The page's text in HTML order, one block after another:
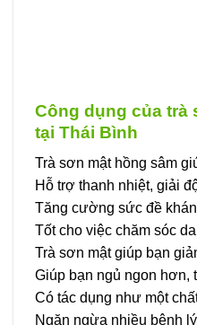
Công dụng của trà
tại Thái Bình
Trà sơn mật hồng sâm
Hỗ trợ thanh nhiệt, giải
Tăng cường sức đề
Tốt cho việc chăm sóc
Trà sơn mật giúp bạn
Giúp bạn ngủ ngon hơn,
Có tác dụng như một
Ngăn ngừa nhiều bệnh